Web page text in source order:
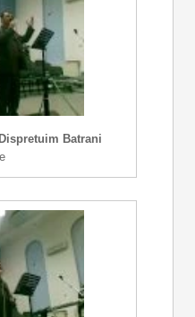
Batrani